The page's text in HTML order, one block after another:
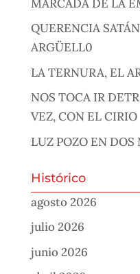
MARCADA DE LA
QUERENCIA
ARGÜELL0
LA TERNURA, EL
NOS TOCA IR
VEZ, CON EL CIRIO
LUZ POZO EN
Histórico
agosto 2026
julio 2026
junio 2026